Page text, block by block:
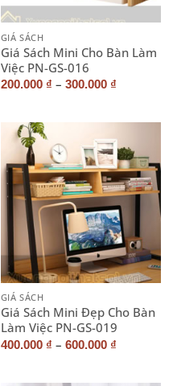
GIÁ SÁCH
Giá Sách Mini Cho Bàn Làm
Việc PN-GS-016
200.000 ₫ – 300.000 ₫
GIÁ SÁCH
Giá Sách Mini Đẹp Cho Bàn
Làm Việc PN-GS-019
400.000 ₫ – 600.000 ₫